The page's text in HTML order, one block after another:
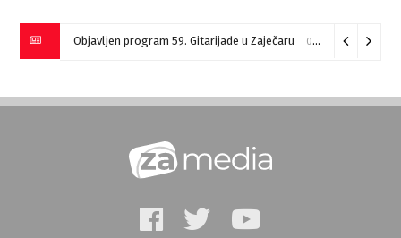
Objavljen program 59. Gitarijade u Zaječaru 07/08/2026